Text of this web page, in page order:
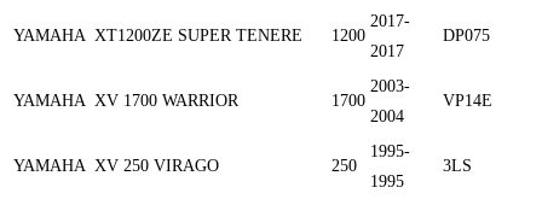
YAMAHA XT1200ZE SUPER TENERE 1200
2017-
2017
DP075
YAMAHA XV 1700 WARRIOR 1700
2003-
2004
VP14E
YAMAHA XV 250 VIRAGO 250
1995-
1995
3LS